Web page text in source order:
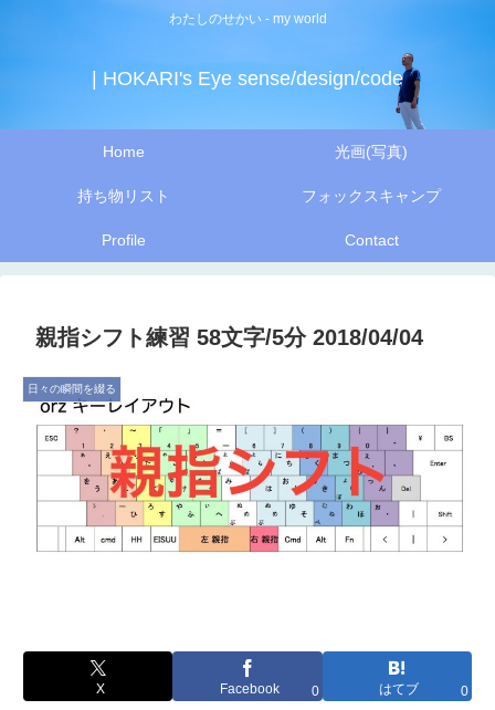
わたしのせかい - my world
| HOKARI's Eye sense/design/code
Home 光画(写真)
持ち物リスト フォックスキャンプ
Profile Contact
親指シフト練習 58文字/5分 2018/04/04
日々の瞬間を綴る
X Facebook 0 はてブ 0